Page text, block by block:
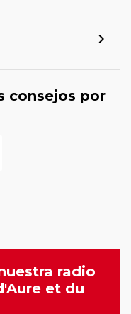
consejos por
radio
et du